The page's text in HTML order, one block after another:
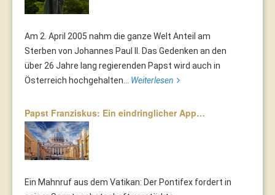
Am 2. April 2005 nahm die ganze Welt Anteil am
Sterben von Johannes Paul II. Das Gedenken an den
über 26 Jahre lang regierenden Papst wird auch in
Österreich hochgehalten... Weiterlesen
Papst Franziskus: Ein eindringlicher App…
Ein Mahnruf aus dem Vatikan: Der Pontifex fordert in